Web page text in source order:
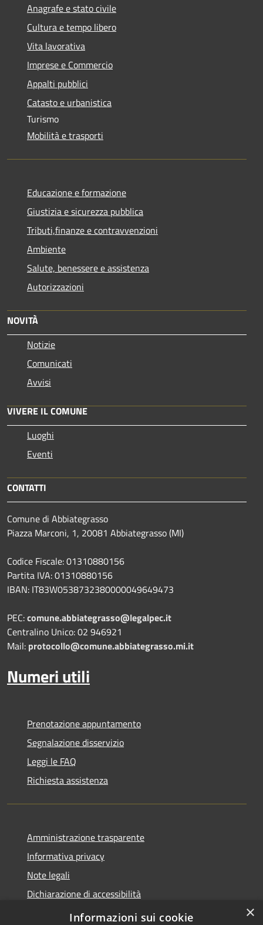
Anagrafe e stato civile
Cultura e tempo libero
Vita lavorativa
Imprese e Commercio
Appalti pubblici
Catasto e urbanistica
Turismo
Mobilità e trasporti
Educazione e formazione
Giustizia e sicurezza pubblica
Tributi,finanze e contravvenzioni
Ambiente
Salute, benessere e assistenza
Autorizzazioni
NOVITÀ
Notizie
Comunicati
Avvisi
VIVERE IL COMUNE
Luoghi
Eventi
CONTATTI
Comune di Abbiategrasso
Piazza Marconi, 1, 20081 Abbiategrasso (MI)
Codice Fiscale: 01310880156
Partita IVA: 01310880156
IBAN: IT83W0538732380000049649473
PEC:comune.abbiategrasso@legalpec.it
Centralino Unico: 02 946921
Mail: protocollo@comune.abbiategrasso.mi.it
Numeri utili
Prenotazione appuntamento
Segnalazione disservizio
Leggi le FAQ
Richiesta assistenza
Amministrazione trasparente
Informativa privacy
Note legali
Dichiarazione di accessibilità
Whistleblowing
×
Informazioni sui cookie